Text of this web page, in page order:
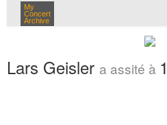
My
Concert
Archive
mes
Lars Geisler a assité à